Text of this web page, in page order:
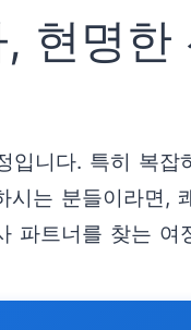
현명한
니다. 특히 복
는 분들이라면
파트너를 찾는 여